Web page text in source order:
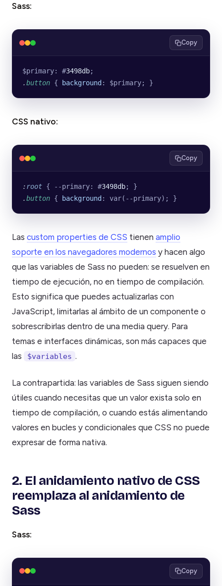
Sass:
Copy
$primary: #3498db;
.button { background : $primary; }
CSS nativo:
Copy
:root { --primary: #3498db; }
.button { background : var(--primary); }
Las custom properties de CSS tienen amplio
soporte en los navegadores modernos y hacen algo
que las variables de Sass no pueden: se resuelven en
tiempo de ejecución, no en tiempo de compilación.
Esto significa que puedes actualizarlas con
JavaScript, limitarlas al ámbito de un componente o
sobrescribirlas dentro de una media query. Para
temas e interfaces dinámicas, son más capaces que
las
$variables .
La contrapartida: las variables de Sass siguen siendo
útiles cuando necesitas que un valor exista solo en
tiempo de compilación, o cuando estás alimentando
valores en bucles y condicionales que CSS no puede
expresar de forma nativa.
2. El anidamiento nativo de CSS
reemplaza al anidamiento de
Sass
Sass:
Copy